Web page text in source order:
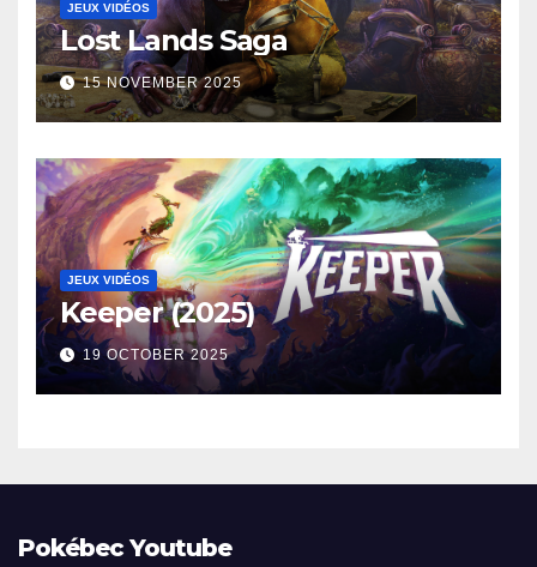
JEUX VIDÉOS
Lost Lands Saga
15 NOVEMBER 2025
JEUX VIDÉOS
Keeper (2025)
19 OCTOBER 2025
Pokébec Youtube